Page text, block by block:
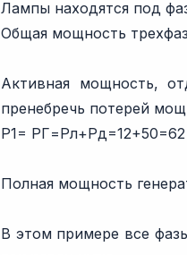
Лампы находятся под
Общая мощность
Активная мощность,
пренебречь потерей
P1=
Полная мощность
В этом примере все